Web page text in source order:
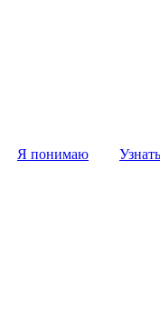
Я понимаю